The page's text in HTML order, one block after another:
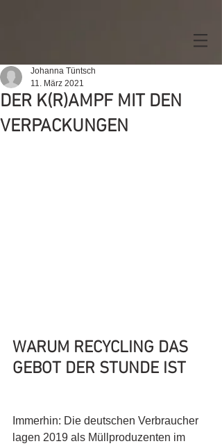
DER K(R)AMPF MIT DEN
VERPACKUNGEN
Johanna Tüntsch
11. März 2021
WARUM RECYCLING DAS
GEBOT DER STUNDE IST
Immerhin: Die deutschen Verbraucher
lagen 2019 als Müllproduzenten im